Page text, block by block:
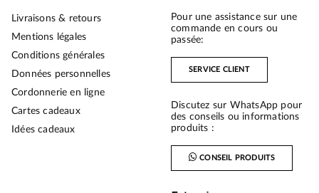
Livraisons & retours
Mentions légales
Conditions générales
Données personnelles
Cordonnerie en ligne
Cartes cadeaux
Idées cadeaux
Pour une assistance sur une
commande en cours ou
passée:
SERVICE CLIENT
Discutez sur WhatsApp pour
des conseils ou informations
produits :
CONSEIL PRODUITS